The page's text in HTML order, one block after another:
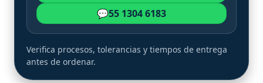
💬55 1304 6183
Verifica procesos, tolerancias y tiempos de entrega
antes de ordenar.